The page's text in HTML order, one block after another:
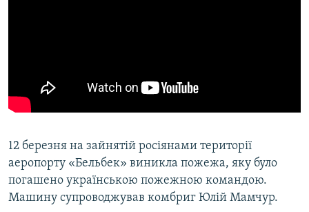
12 березня на зайнятій росіянами території
аеропорту «Бельбек» виникла пожежа, яку було
погашено українською пожежною командою.
Машину супроводжував комбриг Юлій Мамчур.